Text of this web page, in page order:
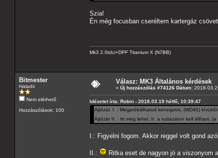
Szia!
Én még focusban cseréltem kartergáz
Mk3 2.0tdci+DPF Titanium X (N7BB)
Bitmester
Haladó
Nem elérhető
Hozzászólások: 100
Válasz: MK3 Általános kérdések
« Új hozzászólás #74126 Dátum:
Idézetet írta: Robin - 2018.03.19 hétfő, 10:39:47
Ajtózár. I. : Megpróbálhatod kenegetni, (WD40)
Ajtózár II. : Itt meg lehet, h. a rudazaton kell állítani,
I.: Figyelni fogom. Akkor reggel volt gond
II.: Ritka eset de nagyon jó a